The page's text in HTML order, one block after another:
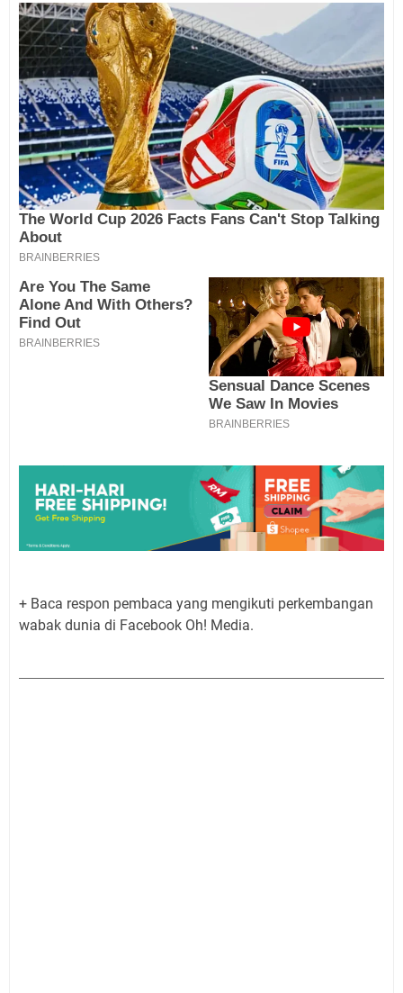
+ Baca respon pembaca yang mengikuti perkembangan
wabak dunia di Facebook Oh! Media.